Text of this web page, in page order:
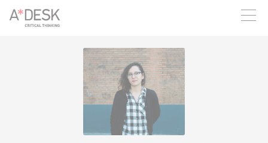
crees también en A*DESK seguimos necesitándote para poder
seguir adelante. Ahora puedes participar del proyecto y
apoyarlo.